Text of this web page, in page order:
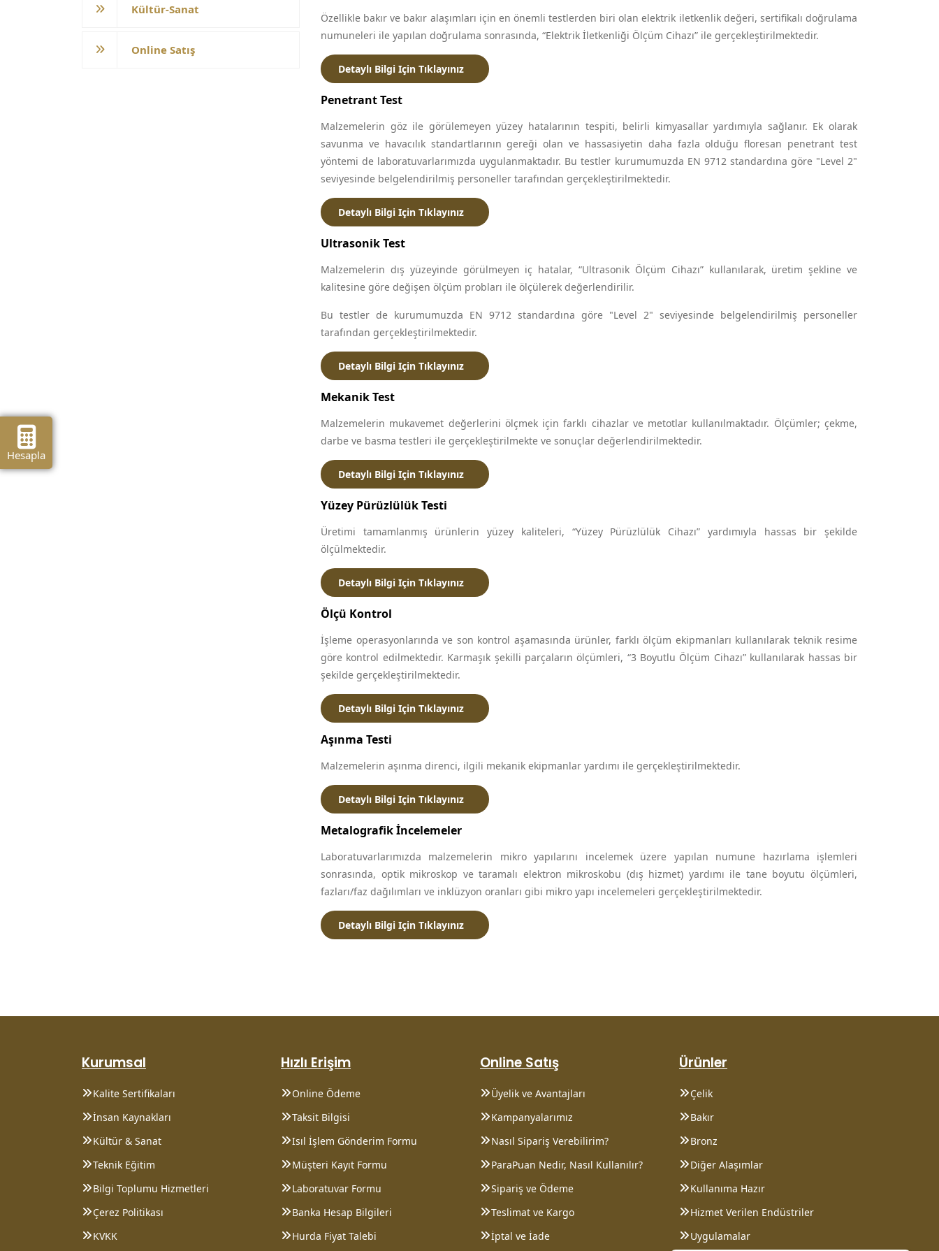
Kültür-Sanat
Online Satış
Özellikle bakır ve bakır alaşımları için en önemli testlerden biri olan elektrik iletkenlik değeri, sertifikalı doğrulama
numuneleri ile yapılan doğrulama sonrasında, “Elektrik İletkenliği Ölçüm Cihazı” ile gerçekleştirilmektedir.
Detaylı Bilgi Için Tıklayınız
Penetrant Test
Malzemelerin göz ile görülemeyen yüzey hatalarının tespiti, belirli kimyasallar yardımıyla sağlanır. Ek olarak
savunma ve havacılık standartlarının gereği olan ve hassasiyetin daha fazla olduğu floresan penetrant test
yöntemi de laboratuvarlarımızda uygulanmaktadır. Bu testler kurumumuzda EN 9712 standardına göre "Level 2"
seviyesinde belgelendirilmiş personeller tarafından gerçekleştirilmektedir.
Detaylı Bilgi Için Tıklayınız
Ultrasonik Test
Malzemelerin dış yüzeyinde görülmeyen iç hatalar, “Ultrasonik Ölçüm Cihazı” kullanılarak, üretim şekline ve
kalitesine göre değişen ölçüm probları ile ölçülerek değerlendirilir.
Bu testler de kurumumuzda EN 9712 standardına göre "Level 2" seviyesinde belgelendirilmiş personeller
tarafından gerçekleştirilmektedir.
Detaylı Bilgi Için Tıklayınız
Mekanik Test
Malzemelerin mukavemet değerlerini ölçmek için farklı cihazlar ve metotlar kullanılmaktadır. Ölçümler; çekme,
darbe ve basma testleri ile gerçekleştirilmekte ve sonuçlar değerlendirilmektedir.
Detaylı Bilgi Için Tıklayınız
Yüzey Pürüzlülük Testi
Üretimi tamamlanmış ürünlerin yüzey kaliteleri, “Yüzey Pürüzlülük Cihazı” yardımıyla hassas bir şekilde
ölçülmektedir.
Detaylı Bilgi Için Tıklayınız
Ölçü Kontrol
İşleme operasyonlarında ve son kontrol aşamasında ürünler, farklı ölçüm ekipmanları kullanılarak teknik resime
göre kontrol edilmektedir. Karmaşık şekilli parçaların ölçümleri, “3 Boyutlu Ölçüm Cihazı” kullanılarak hassas bir
şekilde gerçekleştirilmektedir.
Detaylı Bilgi Için Tıklayınız
Aşınma Testi
Malzemelerin aşınma direnci, ilgili mekanik ekipmanlar yardımı ile gerçekleştirilmektedir.
Detaylı Bilgi Için Tıklayınız
Metalografik İncelemeler
Laboratuvarlarımızda malzemelerin mikro yapılarını incelemek üzere yapılan numune hazırlama işlemleri
sonrasında, optik mikroskop ve taramalı elektron mikroskobu (dış hizmet) yardımı ile tane boyutu ölçümleri,
fazları/faz dağılımları ve inklüzyon oranları gibi mikro yapı incelemeleri gerçekleştirilmektedir.
Detaylı Bilgi Için Tıklayınız
Kurumsal
Kalite Sertifikaları
İnsan Kaynakları
Kültür & Sanat
Teknik Eğitim
Bilgi Toplumu Hizmetleri
Çerez Politikası
KVKK
Hızlı Erişim
Online Ödeme
Taksit Bilgisi
Isıl İşlem Gönderim Formu
Müşteri Kayıt Formu
Laboratuvar Formu
Banka Hesap Bilgileri
Hurda Fiyat Talebi
Online Satış
Üyelik ve Avantajları
Kampanyalarımız
Nasıl Sipariş Verebilirim?
ParaPuan Nedir, Nasıl Kullanılır?
Sipariş ve Ödeme
Teslimat ve Kargo
İptal ve İade
Ürünler
Çelik
Bakır
Bronz
Diğer Alaşımlar
Kullanıma Hazır
Hizmet Verilen Endüstriler
Uygulamalar
Hesapla